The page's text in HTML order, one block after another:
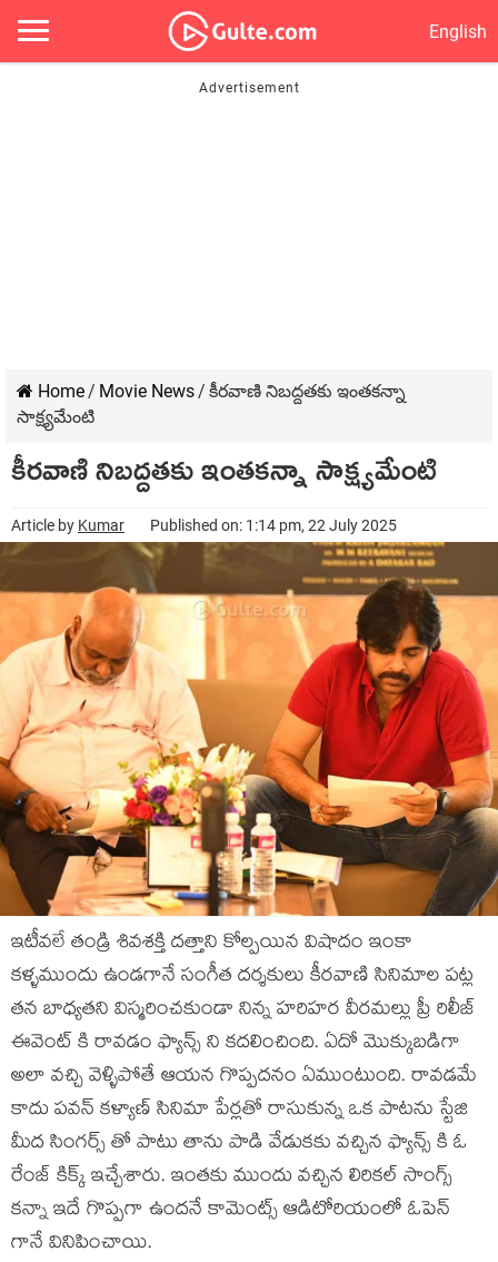
English
Home/ Movie News/ కీరవాణి నిబద్దతకు ఇంతకన్నా
సాక్ష్యమేంటి
కీరవాణి నిబద్దతకు ఇంతకన్నా సాక్ష్యమేంటి
Article by Kumar Published on: 1:14 pm, 22 July 2025
ఇటీవలే తండ్రి శివశక్తి దత్తాని కోల్పయిన విషాదం ఇంకా
కళ్ళముందు ఉండగానే సంగీత దర్శకులు కీరవాణి సినిమాల పట్ల
తన బాధ్యతని విస్మరించకుండా నిన్న హరిహర వీరమల్లు ప్రీ రిలీజ్
ఈవెంట్ కి రావడం ఫ్యాన్స్ ని కదలించింది. ఏదో మొక్కుబడిగా
అలా వచ్చి వెళ్ళిపోతే ఆయన గొప్పదనం ఏముంటుంది. రావడమే
కాదు పవన్ కళ్యాణ్ సినిమా పేర్లతో రాసుకున్న ఒక పాటను స్టేజి
మీద సింగర్స్ తో పాటు తాను పాడి వేడుకకు వచ్చిన ఫ్యాన్స్ కి ఓ
రేంజ్ కిక్క్ ఇచ్చేశారు. ఇంతకు ముందు వచ్చిన లిరికల్ సాంగ్స్
కన్నా ఇదే గొప్పగా ఉందనే కామెంట్స్ ఆడిటోరియంలో ఓపెన్
గానే వినిపించాయి.